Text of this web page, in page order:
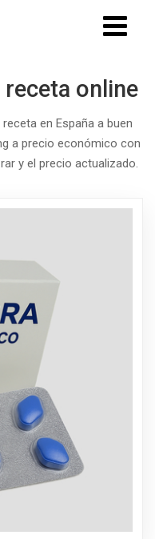
online
en España a buen
a precio económico con
y el precio actualizado.